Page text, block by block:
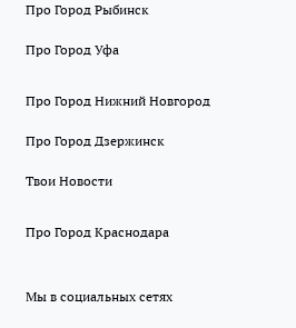
Про Город Рыбинск
Про Город Уфа
Про Город Нижний Новгород
Про Город Дзержинск
Твои Новости
Про Город Краснодара
Мы в социальных сетях